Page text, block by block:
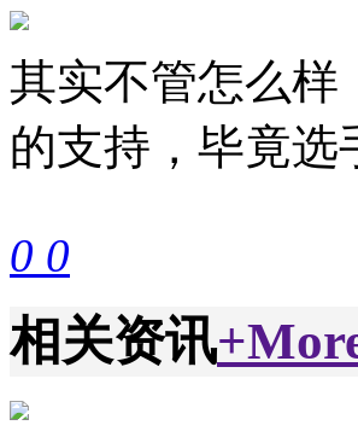
其实不管怎么样
的支持，毕竟选
0 0
相关资讯